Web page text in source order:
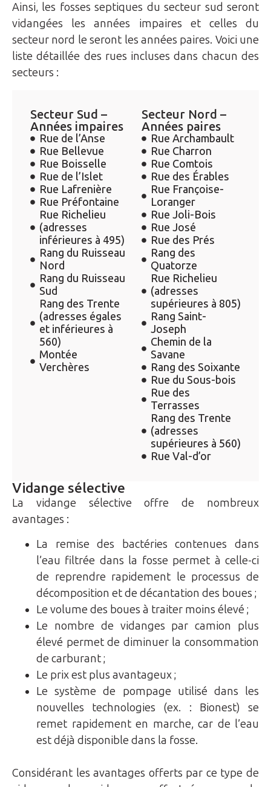
Ainsi, les fosses septiques du secteur sud seront
vidangées les années impaires et celles du
secteur nord le seront les années paires. Voici une
liste détaillée des rues incluses dans chacun des
secteurs :
Secteur Sud –
Années impaires
Rue de l’Anse
Rue Bellevue
Rue Boisselle
Rue de l’Islet
Rue Lafrenière
Rue Préfontaine
Rue Richelieu
(adresses
inférieures à 495)
Rang du Ruisseau
Nord
Rang du Ruisseau
Sud
Rang des Trente
(adresses égales
et inférieures à
560)
Montée
Verchères
Secteur Nord –
Années paires
Rue Archambault
Rue Charron
Rue Comtois
Rue des Érables
Rue Françoise-
Loranger
Rue Joli-Bois
Rue José
Rue des Prés
Rang des
Quatorze
Rue Richelieu
(adresses
supérieures à 805)
Rang Saint-
Joseph
Chemin de la
Savane
Rang des Soixante
Rue du Sous-bois
Rue des
Terrasses
Rang des Trente
(adresses
supérieures à 560)
Rue Val-d’or
Vidange sélective
La vidange sélective offre de nombreux
avantages :
La remise des bactéries contenues dans
l’eau filtrée dans la fosse permet à celle-ci
de reprendre rapidement le processus de
décomposition et de décantation des boues ;
Le volume des boues à traiter moins élevé ;
Le nombre de vidanges par camion plus
élevé permet de diminuer la consommation
de carburant ;
Le prix est plus avantageux ;
Le système de pompage utilisé dans les
nouvelles technologies (ex. : Bionest) se
remet rapidement en marche, car de l’eau
est déjà disponible dans la fosse.
Considérant les avantages offerts par ce type de